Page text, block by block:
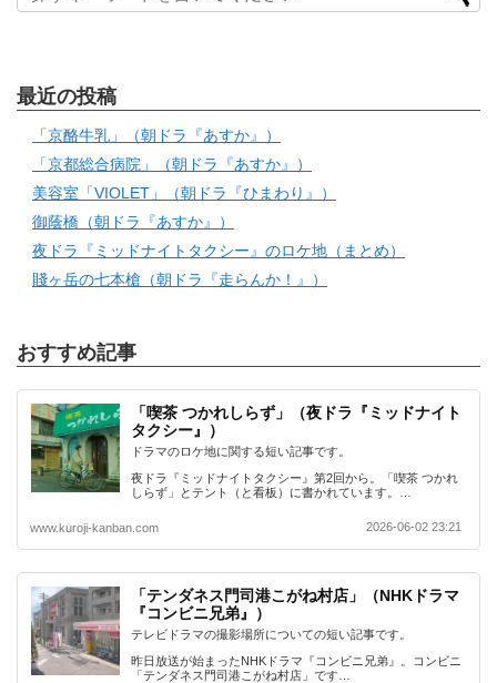
最近の投稿
「京酪牛乳」（朝ドラ『あすか』）
「京都総合病院」（朝ドラ『あすか』）
美容室「VIOLET」（朝ドラ『ひまわり』）
御蔭橋（朝ドラ『あすか』）
夜ドラ『ミッドナイトタクシー』のロケ地（まとめ）
賤ヶ岳の七本槍（朝ドラ『走らんか！』）
おすすめ記事
「喫茶 つかれしらず」（夜ドラ『ミッドナイト
タクシー』）
ドラマのロケ地に関する短い記事です。
夜ドラ『ミッドナイトタクシー』第2回から。「喫茶 つかれ
しらず」とテント（と看板）に書かれています。…
www.kuroji-kanban.com 2026-06-02 23:21
「テンダネス門司港こがね村店」（NHKドラマ
『コンビニ兄弟』）
テレビドラマの撮影場所についての短い記事です。
昨日放送が始まったNHKドラマ『コンビニ兄弟』。コンビニ
「テンダネス門司港こがね村店」です…